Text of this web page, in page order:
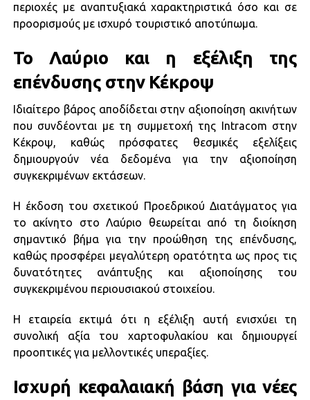
περιοχές με αναπτυξιακά χαρακτηριστικά όσο και σε
προορισμούς με ισχυρό τουριστικό αποτύπωμα.
Το Λαύριο και η εξέλιξη της
επένδυσης στην Κέκροψ
Ιδιαίτερο βάρος αποδίδεται στην αξιοποίηση ακινήτων
που συνδέονται με τη συμμετοχή της Intracom στην
Κέκροψ, καθώς πρόσφατες θεσμικές εξελίξεις
δημιουργούν νέα δεδομένα για την αξιοποίηση
συγκεκριμένων εκτάσεων.
Η έκδοση του σχετικού Προεδρικού Διατάγματος για
το ακίνητο στο Λαύριο θεωρείται από τη διοίκηση
σημαντικό βήμα για την προώθηση της επένδυσης,
καθώς προσφέρει μεγαλύτερη ορατότητα ως προς τις
δυνατότητες ανάπτυξης και αξιοποίησης του
συγκεκριμένου περιουσιακού στοιχείου.
Η εταιρεία εκτιμά ότι η εξέλιξη αυτή ενισχύει τη
συνολική αξία του χαρτοφυλακίου και δημιουργεί
προοπτικές για μελλοντικές υπεραξίες.
Ισχυρή κεφαλαιακή βάση για νέες